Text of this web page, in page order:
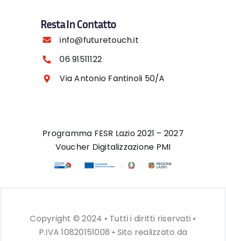
Resta In Contatto
info@futuretouch.it
06 91511122
Via Antonio Fantinoli 50/A
Programma FESR Lazio 2021 – 2027
Voucher Digitalizzazione PMI
Copyright © 2024 • Tutti i diritti riservati •
P.IVA 10820151008 • Sito realizzato da